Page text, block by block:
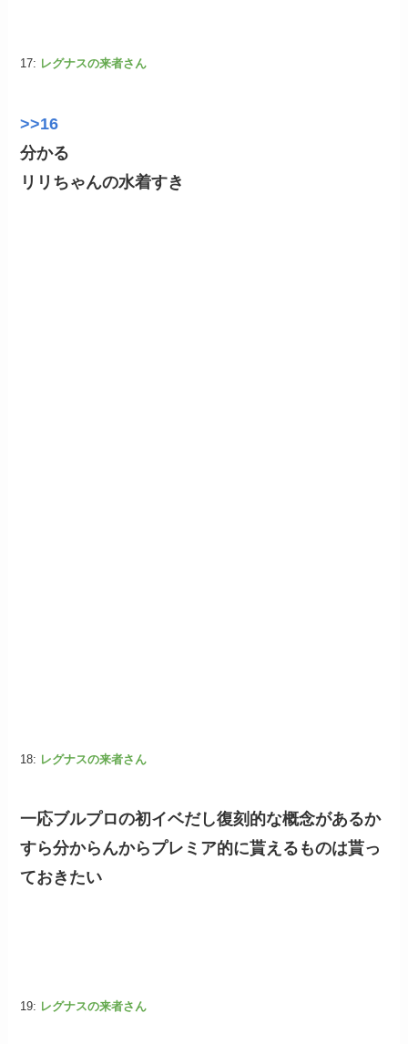
17: レグナスの来者さん
>>16
分かる
リリちゃんの水着すき
18: レグナスの来者さん
一応ブルプロの初イベだし復刻的な概念があるか
すら分からんからプレミア的に貰えるものは貰っ
ておきたい
19: レグナスの来者さん